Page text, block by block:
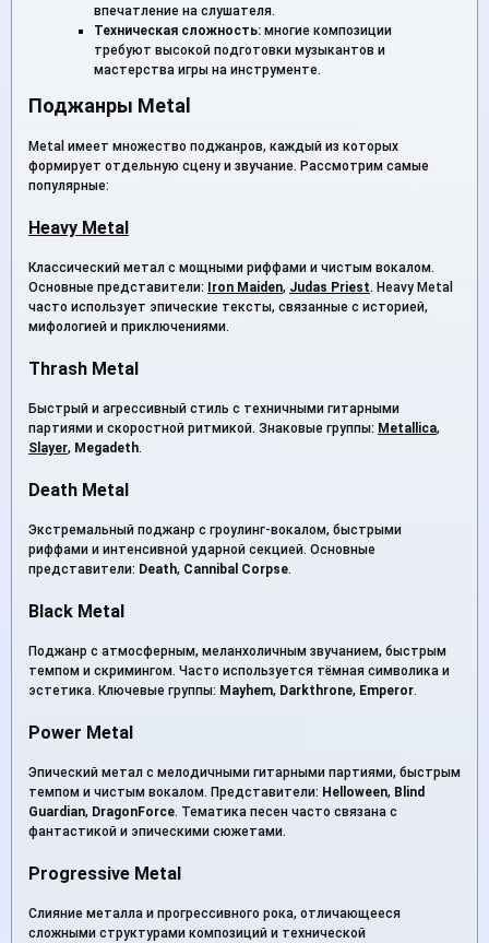
впечатление на слушателя.
Техническая сложность: многие композиции
требуют высокой подготовки музыкантов и
мастерства игры на инструменте.
Поджанры Metal
Metal имеет множество поджанров, каждый из которых
формирует отдельную сцену и звучание. Рассмотрим самые
популярные:
Heavy Metal
Классический метал с мощными риффами и чистым вокалом.
Основные представители:
Iron Maiden, Judas Priest. Heavy Metal
часто использует эпические тексты, связанные с историей,
мифологией и приключениями.
Thrash Metal
Быстрый и агрессивный стиль с техничными гитарными
партиями и скоростной ритмикой. Знаковые группы: Metallica,
Slayer, Megadeth.
Death Metal
Экстремальный поджанр с гроулинг-вокалом, быстрыми
риффами и интенсивной ударной секцией. Основные
представители: Death, Cannibal Corpse.
Black Metal
Поджанр с атмосферным, меланхоличным звучанием, быстрым
темпом и скримингом. Часто используется тёмная символика и
эстетика. Ключевые группы: Mayhem, Darkthrone, Emperor.
Power Metal
Эпический метал с мелодичными гитарными партиями, быстрым
темпом и чистым вокалом. Представители: Helloween, Blind
Guardian, DragonForce. Тематика песен часто связана с
фантастикой и эпическими сюжетами.
Progressive Metal
Слияние металла и прогрессивного рока, отличающееся
сложными структурами композиций и технической